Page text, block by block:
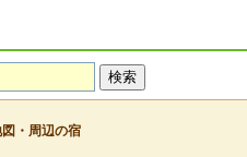
・周辺の宿